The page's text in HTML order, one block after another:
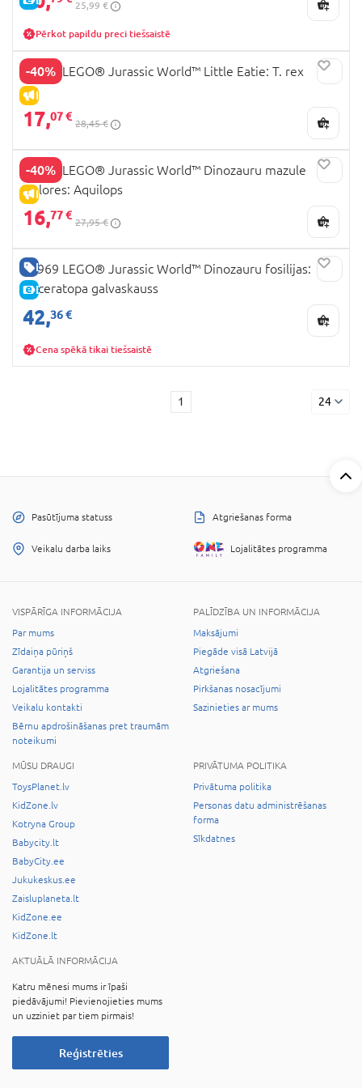
25,99 €
Pērkot papildu preci tiešsaistē
-40%
IZPĀRDOŠANA
76967 LEGO® Jurassic World™ Little Eatie: T. rex
17,07 €
28,45 €
-40%
IZPĀRDOŠANA
76970 LEGO® Jurassic World™ Dinozauru mazule
Dolores: Aquilops
16,77 €
27,95 €
LABA CENA
E-CENA
76969 LEGO® Jurassic World™ Dinozauru fosilijas:
Triceratopa galvaskauss
42,36 €
Cena spēkā tikai tiešsaistē
1 24
Pasūtījuma statuss Atgriešanas forma
Veikalu darba laiks Lojalitātes programma
VISPĀRĪGA INFORMĀCIJA
Par mums
Zīdaiņa pūriņš
Garantija un serviss
Lojalitātes programma
Veikalu kontakti
Bērnu apdrošināšanas pret traumām
noteikumi
PALĪDZĪBA UN INFORMĀCIJA
Maksājumi
Piegāde visā Latvijā
Atgriešana
Pirkšanas nosacījumi
Sazinieties ar mums
MŪSU DRAUGI
ToysPlanet.lv
KidZone.lv
Kotryna Group
Babycity.lt
BabyCity.ee
Jukukeskus.ee
Zaisluplaneta.lt
KidZone.ee
KidZone.lt
PRIVĀTUMA POLITIKA
Privātuma politika
Personas datu administrēšanas
forma
Sīkdatnes
AKTUĀLĀ INFORMĀCIJA
Katru mēnesi mums ir īpaši
piedāvājumi! Pievienojieties mums
un uzziniet par tiem pirmais!
Reģistrēties